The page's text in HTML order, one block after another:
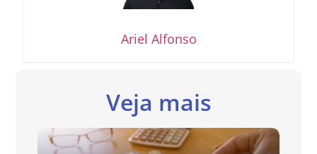
Ariel Alfonso
Veja mais